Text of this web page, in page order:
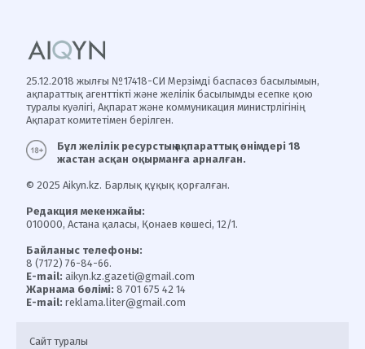
25.12.2018 жылғы №17418-СИ Мерзімді баспасөз басылымын,
ақпараттық агенттікті және желілік басылымды есепке қою
туралы куәлігі, Ақпарат және коммуникация министрлігінің
Ақпарат комитетімен берілген.
Бұл желілік ресурстың ақпараттық өнімдері 18
жастан асқан оқырманға арналған.
© 2025 Aikyn.kz. Барлық құқық қорғалған.
Редакция мекенжайы:
010000, Астана қаласы, Қонаев көшесі, 12/1.
Байланыс телефоны:
8 (7172) 76-84-66.
E-mail: aikyn.kz.gazeti@gmail.com
Жарнама бөлімі: 8 701 675 42 14
E-mail: reklama.liter@gmail.com
Сайт туралы